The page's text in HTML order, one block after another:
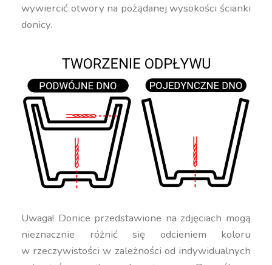
wywiercić otwory na pożądanej wysokości ścianki
donicy.
Uwaga! Donice przedstawione na zdjęciach mogą
nieznacznie różnić się odcieniem koloru
w rzeczywistości w zależności od indywidualnych